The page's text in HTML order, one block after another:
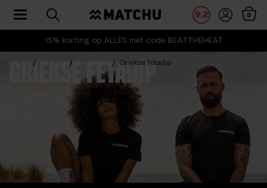
15% korting op ALLES met code BEATTHEHEAT
9.2 0
Toggle navigation
Griekse Fetadip
GRIEKSE FETADIP